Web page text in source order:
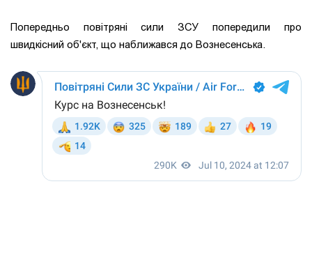
Попередньо повітряні сили ЗСУ попередили про
швидкісний об'єкт, що наближався до Вознесенська.